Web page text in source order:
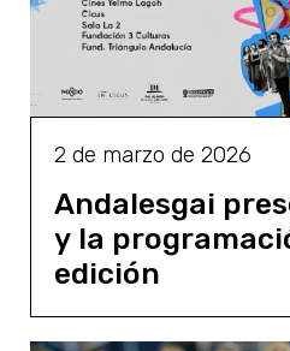
2 de marzo de 2026
Andalesgai
y la
edición